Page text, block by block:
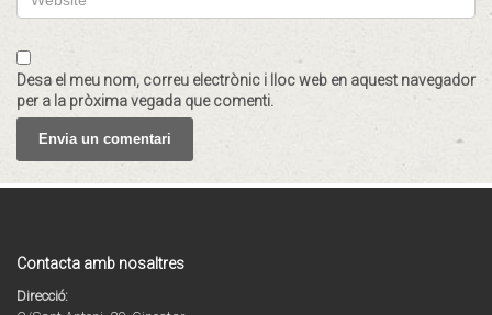
Desa el meu nom, correu electrònic i lloc web en aquest navegador
per a la pròxima vegada que comenti.
Contacta amb nosaltres
Direcció: